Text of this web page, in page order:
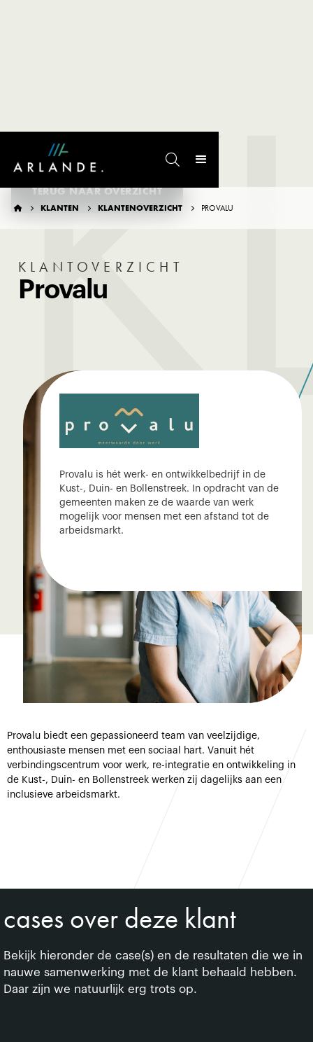

  KLANTEN  KLANTENOVERZICHT  PROVALU
TERUG NAAR OVERZICHT
KLANTOVERZICHT
Provalu
Provalu is hét werk- en ontwikkelbedrijf in de
Kust-, Duin- en Bollenstreek. In opdracht van de
gemeenten maken ze de waarde van werk
mogelijk voor mensen met een afstand tot de
arbeidsmarkt.
Provalu biedt een gepassioneerd team van veelzijdige,
enthousiaste mensen met een sociaal hart. Vanuit hét
verbindingscentrum voor werk, re-integratie en ontwikkeling in
de Kust-, Duin- en Bollenstreek werken zij dagelijks aan een
inclusieve arbeidsmarkt.
cases over deze klant
Bekijk hieronder de case(s) en de resultaten die we in
nauwe samenwerking met de klant behaald hebben.
Daar zijn we natuurlijk erg trots op.